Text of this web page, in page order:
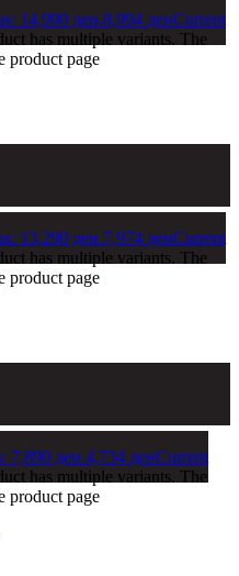
14,990 ден.8,994 денCurrent
has multiple variants. The
product page
13,290 ден.7,974 денCurrent
has multiple variants. The
product page
7,890 ден.4,734 денCurrent
has multiple variants. The
product page